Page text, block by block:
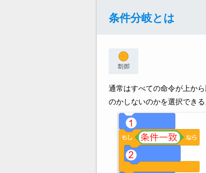
条件分岐とは
通常はすべての命令が上か
のかしないのかを選択でき